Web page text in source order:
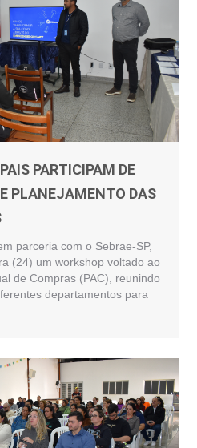
PARTICIPAM DE
PLANEJAMENTO DAS
parceria com o Sebrae-SP,
(24) um workshop voltado ao
de Compras (PAC), reunindo
departamentos para